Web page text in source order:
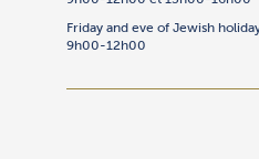
Friday and eve of Jewish
9h00-12h00